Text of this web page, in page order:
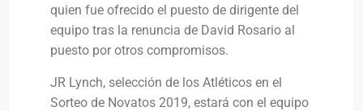
quien fue ofrecido el puesto de dirigente del
equipo tras la renuncia de David Rosario al
puesto por otros compromisos.
JR Lynch, selección de los Atléticos en el
Sorteo de Novatos 2019, estará con el equipo